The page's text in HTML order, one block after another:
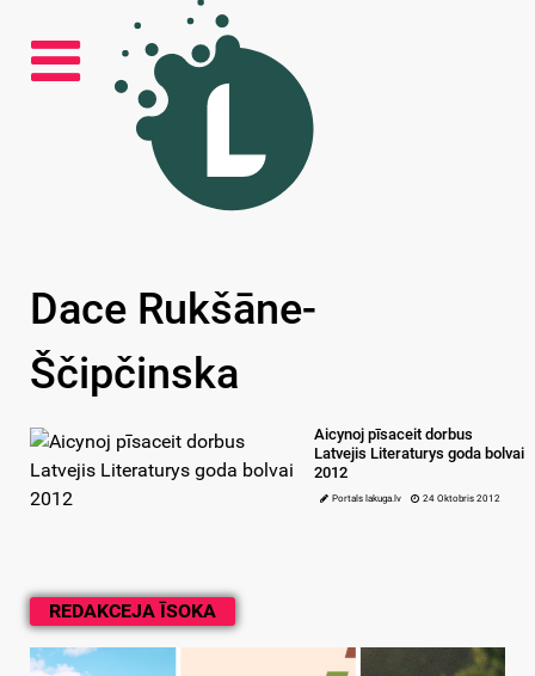
REDAKCEJA ĪSOKA
Dace Rukšāne-
Ščipčinska
Aicynoj pīsaceit dorbus
Latvejis Literaturys goda bolvai
2012
Portals lakuga.lv 24 Oktobris 2012